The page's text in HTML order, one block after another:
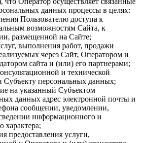
данных процессы в целях:
Пользователю доступа к
возможностям Сайта, к
размещенной на Сайте;
выполнения работ, продажи
через Сайт, Оператором и
сайта и (или) его партнерами;
и технической
Субъекту персональных данных;
на указанный Субъектом
данных адрес электронной почты и
сообщении, уведомлении,
информационного и
характера;
предоставления услуги,